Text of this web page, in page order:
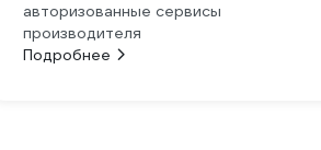
авторизованные сервисы
производителя
Подробнее